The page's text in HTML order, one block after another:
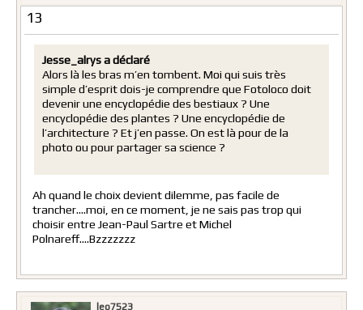
13
Jesse_alrys a déclaré
Alors là les bras m’en tombent. Moi qui suis très
simple d’esprit dois-je comprendre que Fotoloco doit
devenir une encyclopédie des bestiaux ? Une
encyclopédie des plantes ? Une encyclopédie de
l’architecture ? Et j’en passe. On est là pour de la
photo ou pour partager sa science ?
Ah quand le choix devient dilemme, pas facile de
trancher….moi, en ce moment, je ne sais pas trop qui
choisir entre Jean-Paul Sartre et Michel
Polnareff….Bzzzzzzz
leo7523